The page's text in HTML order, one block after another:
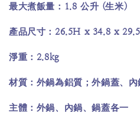
最大煮飯量： 1.8公升 (生米)
產品尺寸： 26.5H x 34.8 x
淨重： 2.8kg
材質：外鍋為鋁質；外鍋蓋、內
主體：外鍋、內鍋、鍋蓋各一